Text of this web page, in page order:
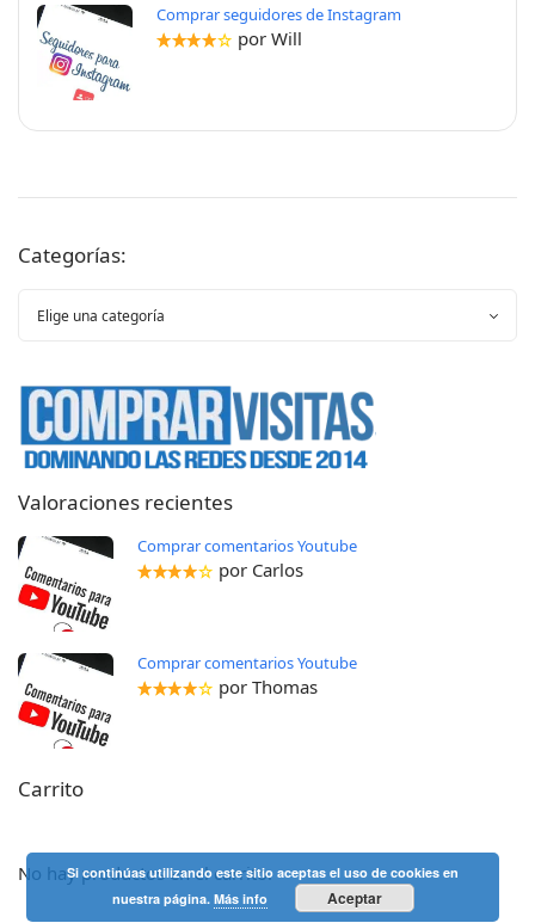
Comprar seguidores de Instagram
por Will
Categorías:
Valoraciones recientes
Comprar comentarios Youtube
por Carlos
Comprar comentarios Youtube
por Thomas
Carrito
No hay productos en el carrito.
Si continúas utilizando este sitio aceptas el uso de cookies en
nuestra página. Más info Aceptar